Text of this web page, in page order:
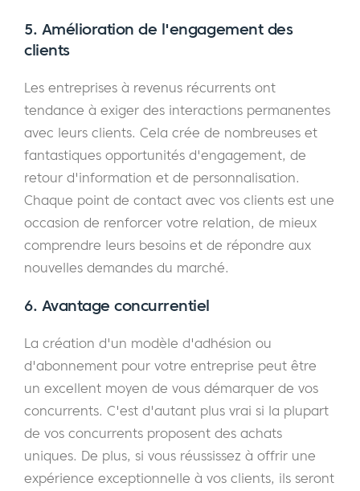
5. Amélioration de l'engagement des
clients
Les entreprises à revenus récurrents ont
tendance à exiger des interactions permanentes
avec leurs clients. Cela crée de nombreuses et
fantastiques opportunités d'engagement, de
retour d'information et de personnalisation.
Chaque point de contact avec vos clients est une
occasion de renforcer votre relation, de mieux
comprendre leurs besoins et de répondre aux
nouvelles demandes du marché.
6. Avantage concurrentiel
La création d'un modèle d'adhésion ou
d'abonnement pour votre entreprise peut être
un excellent moyen de vous démarquer de vos
concurrents. C'est d'autant plus vrai si la plupart
de vos concurrents proposent des achats
uniques. De plus, si vous réussissez à offrir une
expérience exceptionnelle à vos clients, ils seront